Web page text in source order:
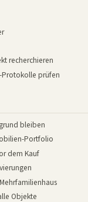
recherchieren
Protokolle prüfen
bleiben
Portfolio
dem Kauf
Objekte